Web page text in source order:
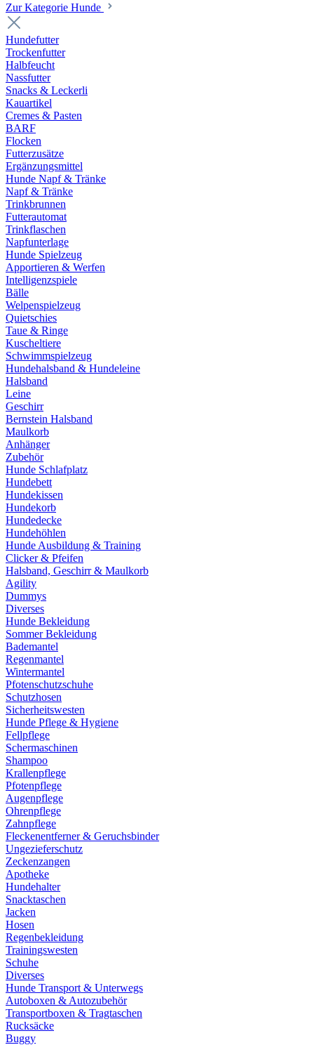
Zur Kategorie Hunde
Hundefutter
Trockenfutter
Halbfeucht
Nassfutter
Snacks & Leckerli
Kauartikel
Cremes & Pasten
BARF
Flocken
Futterzusätze
Ergänzungsmittel
Hunde Napf & Tränke
Napf & Tränke
Trinkbrunnen
Futterautomat
Trinkflaschen
Napfunterlage
Hunde Spielzeug
Apportieren & Werfen
Intelligenzspiele
Bälle
Welpenspielzeug
Quietschies
Taue & Ringe
Kuscheltiere
Schwimmspielzeug
Hundehalsband & Hundeleine
Halsband
Leine
Geschirr
Bernstein Halsband
Maulkorb
Anhänger
Zubehör
Hunde Schlafplatz
Hundebett
Hundekissen
Hundekorb
Hundedecke
Hundehöhlen
Hunde Ausbildung & Training
Clicker & Pfeifen
Halsband, Geschirr & Maulkorb
Agility
Dummys
Diverses
Hunde Bekleidung
Sommer Bekleidung
Bademantel
Regenmantel
Wintermantel
Pfotenschutzschuhe
Schutzhosen
Sicherheitswesten
Hunde Pflege & Hygiene
Fellpflege
Schermaschinen
Shampoo
Krallenpflege
Pfotenpflege
Augenpflege
Ohrenpflege
Zahnpflege
Fleckenentferner & Geruchsbinder
Ungezieferschutz
Zeckenzangen
Apotheke
Hundehalter
Snacktaschen
Jacken
Hosen
Regenbekleidung
Trainingswesten
Schuhe
Diverses
Hunde Transport & Unterwegs
Autoboxen & Autozubehör
Transportboxen & Tragtaschen
Rucksäcke
Buggy